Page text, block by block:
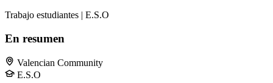
Trabajo estudiantes | E.S.O
En resumen
Valencian Community
E.S.O